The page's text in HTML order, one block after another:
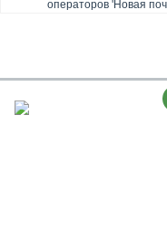
операторов 'Новая